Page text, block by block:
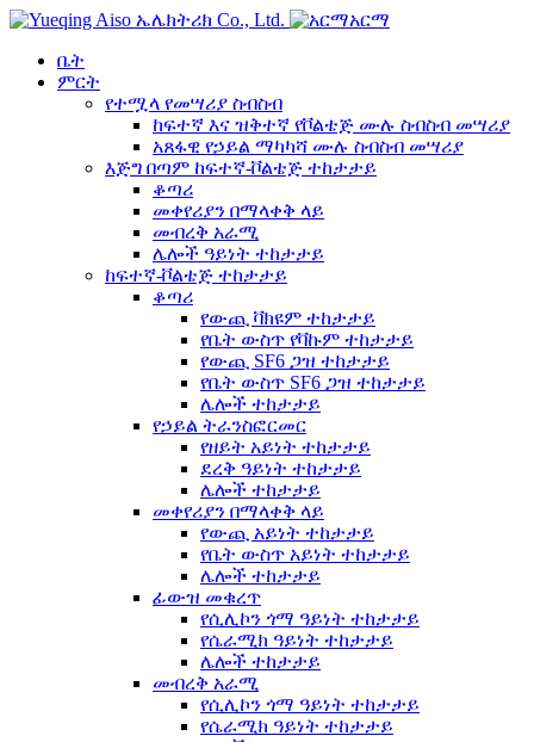
አርማ
ቤት
ምርት
የተሟላ የመሣሪያ ስብስብ
ከፍተኛ እና ዝቅተኛ የቮልቴጅ ሙሉ ስብስብ መሣሪያ
አጸፋዊ የኃይል ማካካሻ ሙሉ ስብስብ መሣሪያ
እጅግ በጣም ከፍተኛ-ቮልቴጅ ተከታታይ
ቆጣሪ
መቀየሪያን በማላቀቅ ላይ
መብረቅ አራሚ
ሌሎች ዓይነት ተከታታይ
ከፍተኛ-ቮልቴጅ ተከታታይ
ቆጣሪ
የውጪ ቫክዩም ተከታታይ
የቤት ውስጥ የቫኩም ተከታታይ
የውጪ SF6 ጋዝ ተከታታይ
የቤት ውስጥ SF6 ጋዝ ተከታታይ
ሌሎች ተከታታይ
የኃይል ትራንስፎርመር
የዘይት አይነት ተከታታይ
ደረቅ ዓይነት ተከታታይ
ሌሎች ተከታታይ
መቀየሪያን በማላቀቅ ላይ
የውጪ አይነት ተከታታይ
የቤት ውስጥ አይነት ተከታታይ
ሌሎች ተከታታይ
ፊውዝ መቁረጥ
የሲሊኮን ጎማ ዓይነት ተከታታይ
የሴራሚክ ዓይነት ተከታታይ
ሌሎች ተከታታይ
መብረቅ አራሚ
የሲሊኮን ጎማ ዓይነት ተከታታይ
የሴራሚክ ዓይነት ተከታታይ